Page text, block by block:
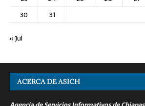
30
31
« Jul
ACERCA DE ASICH